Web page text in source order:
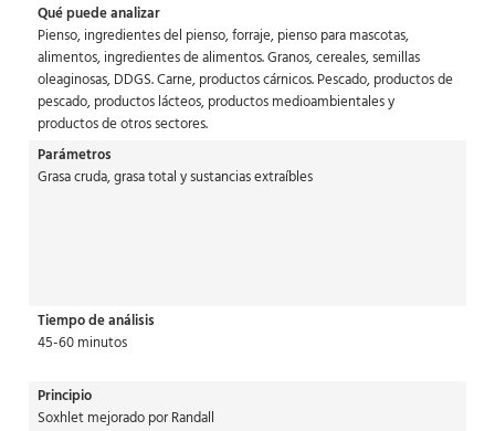
Qué puede analizar
Pienso, ingredientes del pienso, forraje, pienso para mascotas,
alimentos, ingredientes de alimentos. Granos, cereales, semillas
oleaginosas, DDGS. Carne, productos cárnicos. Pescado, productos de
pescado, productos lácteos, productos medioambientales y
productos de otros sectores.
Parámetros
Grasa cruda, grasa total y sustancias extraíbles
Tiempo de análisis
45-60 minutos
Principio
Soxhlet mejorado por Randall